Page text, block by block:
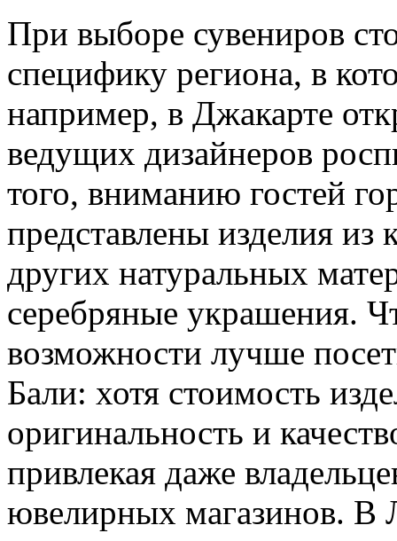
При выборе сувениров
специфику региона, в
например, в Джакарте
ведущих дизайнеров
того, вниманию гостей
представлены изделия из
других натуральных
серебряные украшения.
возможности лучше
Бали: хотя стоимость
оригинальность и
привлекая даже
ювелирных магазинов. В